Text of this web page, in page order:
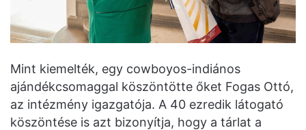
Mint kiemelték, egy cowboyos-indiános
ajándékcsomaggal köszöntötte őket Fogas Ottó,
az intézmény igazgatója. A 40 ezredik látogató
köszöntése is azt bizonyítja, hogy a tárlat a